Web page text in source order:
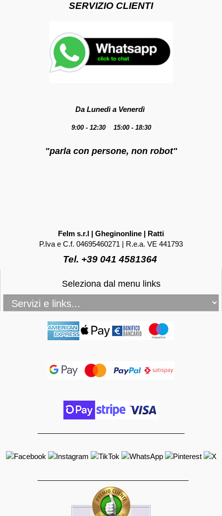
SERVIZIO CLIENTI
Da Lunedì a Venerdì
9:00 - 12:30 15:00 - 18:30
"parla con persone, non robot"
Felm s.r.l | Gheginonline | Ratti
P.Iva e C.f. 04695460271 | R.e.a. VE 441793
Tel. +39 041 4581364
Seleziona dal menu links